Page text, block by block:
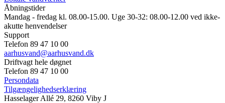
Åbningstider
Mandag - fredag kl. 08.00-15.00. Uge 30-32: 08.00-12.00 ved ikke-
akutte henvendelser
Support
Telefon 89 47 10 00
aarhusvand@aarhusvand.dk
Driftvagt hele døgnet
Telefon 89 47 10 00
Persondata
Tilgængelighedserklæring
Hasselager Allé 29, 8260 Viby J